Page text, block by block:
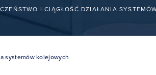
I CIĄGŁOŚĆ DZIAŁANIA
systemów kolejowych